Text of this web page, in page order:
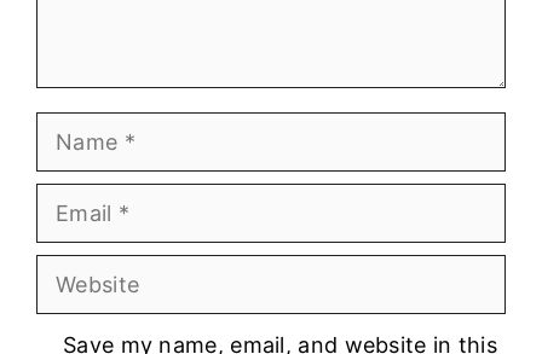
Name
Email
Website
Save my name, email, and website in this